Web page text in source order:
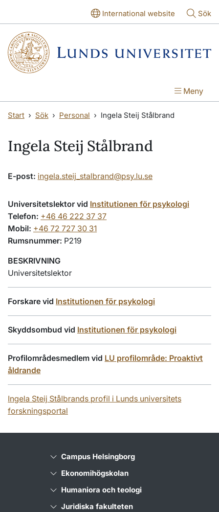
International website Sök
Meny
Start Sök Personal Ingela Steij Stålbrand
Ingela Steij Stålbrand
E-post: ingela.steij_stalbrand@psy.lu.se
Universitetslektor vid Institutionen för psykologi
Telefon: +46 46 222 37 37
Mobil: +46 72 727 30 31
Rumsnummer: P219
BESKRIVNING
Universitetslektor
Forskare vid Institutionen för psykologi
Skyddsombud vid Institutionen för psykologi
Profilområdesmedlem vid LU profilområde: Proaktivt
åldrande
Ingela Steij Stålbrands profil i Lunds universitets
forskningsportal
Campus Helsingborg
Ekonomihögskolan
Humaniora och teologi
Juridiska fakulteten